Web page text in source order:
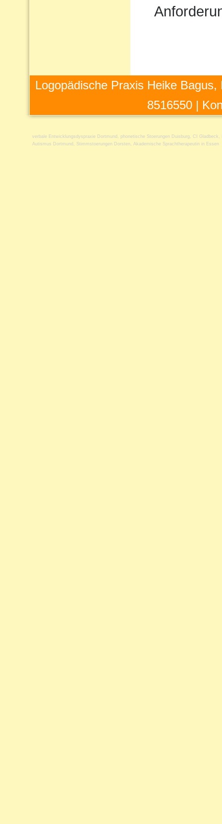
Logopädische Praxis Heike
8516550 |
verbale Entwicklungsdyspraxie Dortmund , phonetische Stoerungen Duisburg , CI Gladbeck ,
Autismus Dortmund , Stimmstoerungen Dorsten , Akademische Sprachtherapeutin in Essen